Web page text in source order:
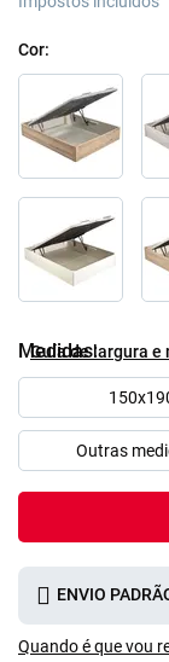
Cor
Guía de largura e
Medidas
ENVIO
Quando é que vou